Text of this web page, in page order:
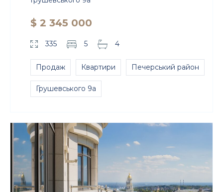
$ 2 345 000
335 5 4
Продаж Квартири Печерський район
Грушевського 9а